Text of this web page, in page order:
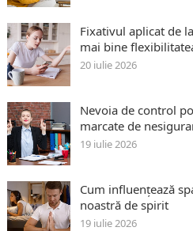
Fixativul aplicat de
mai bine
20 iulie 2026
Nevoia de control
marcate de
19 iulie 2026
Cum influențează
noastră de spirit
19 iulie 2026